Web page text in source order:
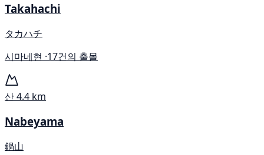
Takahachi
タカハチ
시마네현 ·17건의 출몰
산4.4 km
Nabeyama
鍋山